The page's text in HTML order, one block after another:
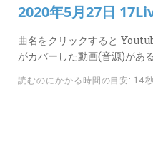
2020年5月27日
曲名をクリックすると
がカバーした動画(音源)があ
読むのにかかる時間の目安: 14秒